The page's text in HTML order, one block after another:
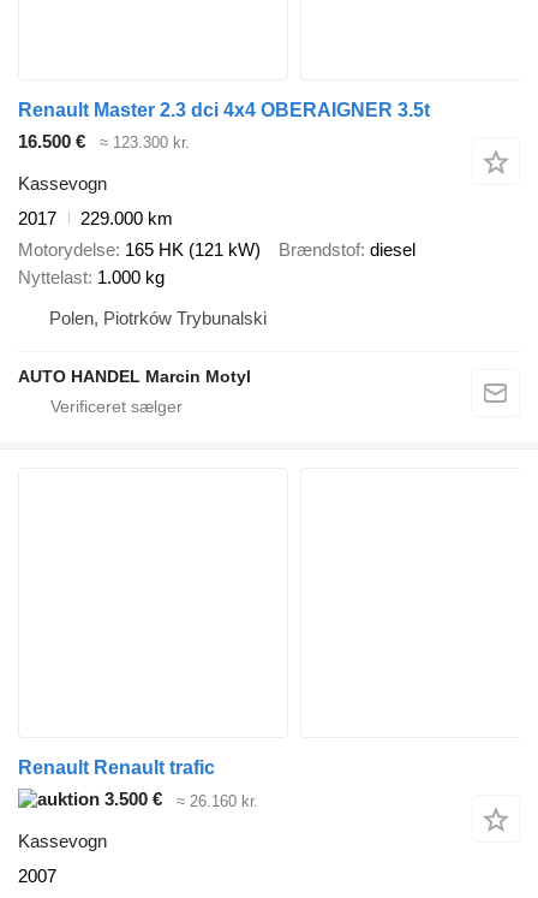
Renault Master 2.3 dci 4x4 OBERAIGNER 3.5t
16.500 €
≈ 123.300 kr.
Kassevogn
2017
229.000 km
Motorydelse 165 HK (121 kW) Brændstof diesel
Nyttelast 1.000 kg
Polen, Piotrków Trybunalski
AUTO HANDEL Marcin Motyl
Renault Renault trafic
3.500 €
≈ 26.160 kr.
Kassevogn
2007